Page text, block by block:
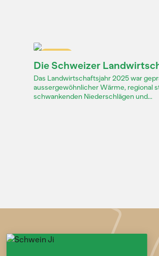
Die Schweizer
Das Landwirtschaftsjahr 2025 war
aussergewöhnlicher Wärme, regional
schwankenden Niederschlägen und...